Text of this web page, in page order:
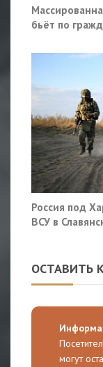
бьёт по
Россия под
ВСУ в
ОСТАВИТЬ
могут